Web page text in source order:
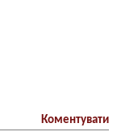
Коментувати